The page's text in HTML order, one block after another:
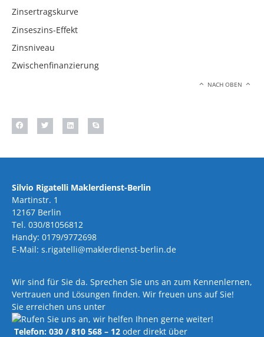
Zinsertragskurve
Zinseszins-Effekt
Zinsniveau
Zwischenfinanzierung
NACH OBEN
Silvio Rigatelli Maklerdienst-Berlin
Martinstr. 1
12167 Berlin
Tel. 030/81056812
Handy: 0179/9772698
E-Mail: s.rigatelli@maklerdienst-berlin.de
Wir sind für Sie da. Sprechen Sie uns an zum Kennenlernen,
Vertrauen und Lösungen finden. Wir freuen uns auf Sie!
Sie erreichen uns unter
Telefon: 030 / 810 568 – 12 oder direkt über